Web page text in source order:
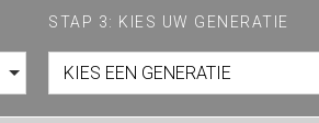
STAP 3: KIES UW GENERATIE
KIES EEN GENERATIE